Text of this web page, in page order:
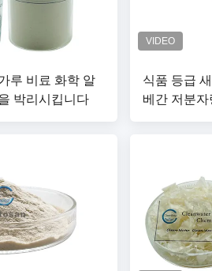
루 비료 화학 알
박리시킵니다
식품 등급
베간 저분